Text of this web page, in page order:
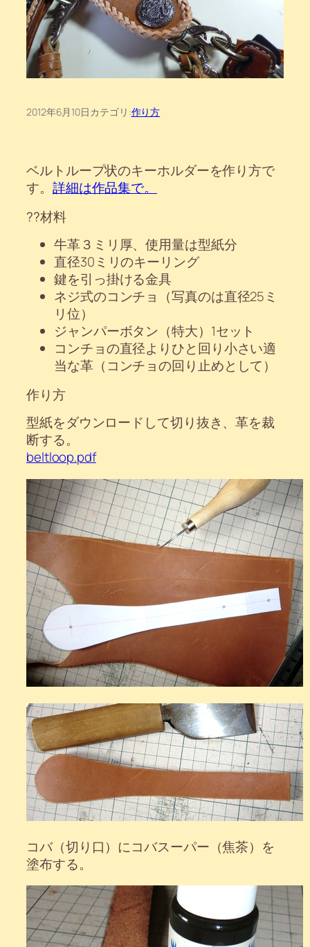
2012年6月10日 カテゴリ:作り方
ベルトループ状のキーホルダーを作り方で
す。 詳細は作品集で。
??材料
牛革３ミリ厚、使用量は型紙分
直径30ミリのキーリング
鍵を引っ掛ける金具
ネジ式のコンチョ（写真のは直径25ミ
リ位）
ジャンパーボタン（特大）1セット
コンチョの直径よりひと回り小さい適
当な革（コンチョの回り止めとして）
作り方
型紙をダウンロードして切り抜き、革を裁
断する。
beltloop.pdf
コバ（切り口）にコバスーパー（焦茶）を
塗布する。